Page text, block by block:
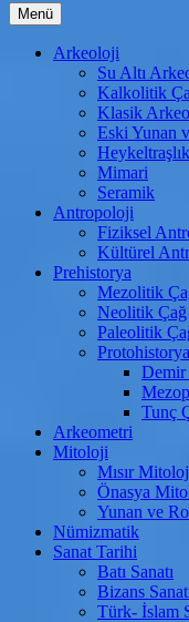
Menü İçeriğe
atla
Arkeoloji
Su Altı
Kalkolitik
Klasik
Eski Yunan
Heykeltraşlık
Mimari
Seramik
Antropoloji
Fiziksel
Kültürel
Prehistorya
Mezolitik
Neolitik Çağ
Paleolitik
Demir
Tunç
Arkeometri
Mitoloji
Mısır
Önasya
Yunan ve
Nümizmatik
Sanat Tarihi
Batı Sanatı
Bizans
Türk- İslam